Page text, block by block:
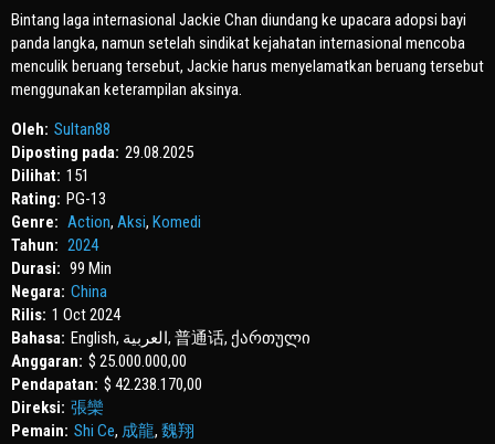
Bintang laga internasional Jackie Chan diundang ke upacara adopsi bayi
panda langka, namun setelah sindikat kejahatan internasional mencoba
menculik beruang tersebut, Jackie harus menyelamatkan beruang tersebut
menggunakan keterampilan aksinya.
Oleh: Sultan88
Diposting pada: 29.08.2025
Dilihat: 151
Rating: PG-13
Genre: Action, Aksi, Komedi
Tahun: 2024
Durasi: 99 Min
Negara: China
Rilis: 1 Oct 2024
Bahasa:
English, العربية, 普通话, ქართული
Anggaran: $ 25.000.000,00
Pendapatan: $ 42.238.170,00
Direksi: 張欒
Pemain: Shi Ce, 成龍, 魏翔